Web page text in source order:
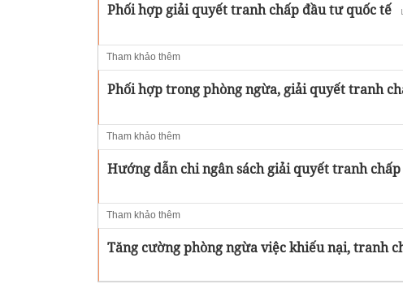
Phối hợp giải quyết tranh chấp đầu tư quốc tế
Tham khảo thêm
Phối hợp trong phòng ngừa, giải quyết tranh
Tham khảo thêm
Hướng dẫn chi ngân sách giải quyết tranh
Tham khảo thêm
Tăng cường phòng ngừa việc khiếu nại, tranh